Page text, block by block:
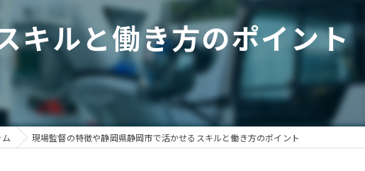
現場監督
未経験
直行直帰
キルと働き方のポイント
現場監督の特徴や静岡県静岡市で活かせるスキルと働き方のポイント